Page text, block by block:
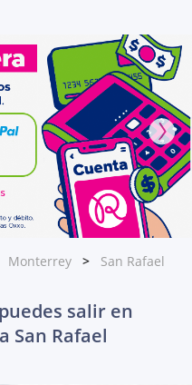
Monterrey San Rafael
salir en
San Rafael